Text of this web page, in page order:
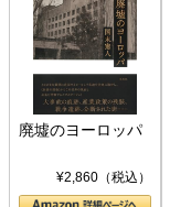
廃墟のヨーロッパ
¥2,860（税込）